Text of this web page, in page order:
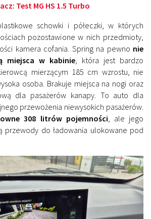
Test MG HS 1.5 Turbo
schowki i półeczki, w których
pozostawione w nich przedmioty,
kamera cofania. Spring na pewno nie
miejsca w kabinie, która jest bardzo
mierzącym 185 cm wzrostu, nie
osoba. Brakuje miejsca na nogi oraz
dla pasażerów kanapy. To auto dla
przewożenia niewysokich pasażerów.
308 litrów pojemności, ale jego
przewody do ładowania ulokowane pod